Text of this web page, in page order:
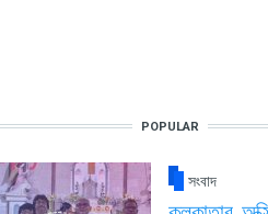
POPULAR
সংবাদ